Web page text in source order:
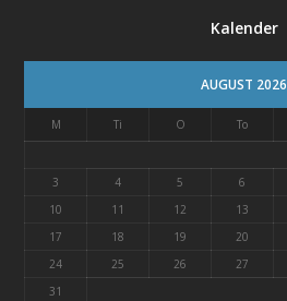
Kalender
AUGUST 2026
M Ti O To
3
4 5 6
10
11 12 13
17
18 19 20
24
25 26 27
31